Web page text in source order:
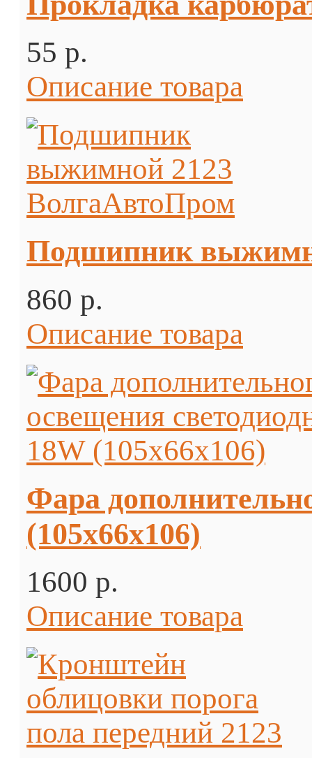
55 p.
Описание товара
Подшипник
860 p.
Описание товара
Фара
(105х66х106)
1600 p.
Описание товара